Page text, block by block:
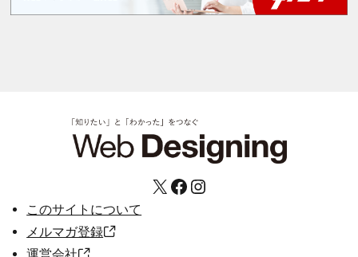
X Facebook Instagram
このサイトについて
メルマガ登録
運営会社